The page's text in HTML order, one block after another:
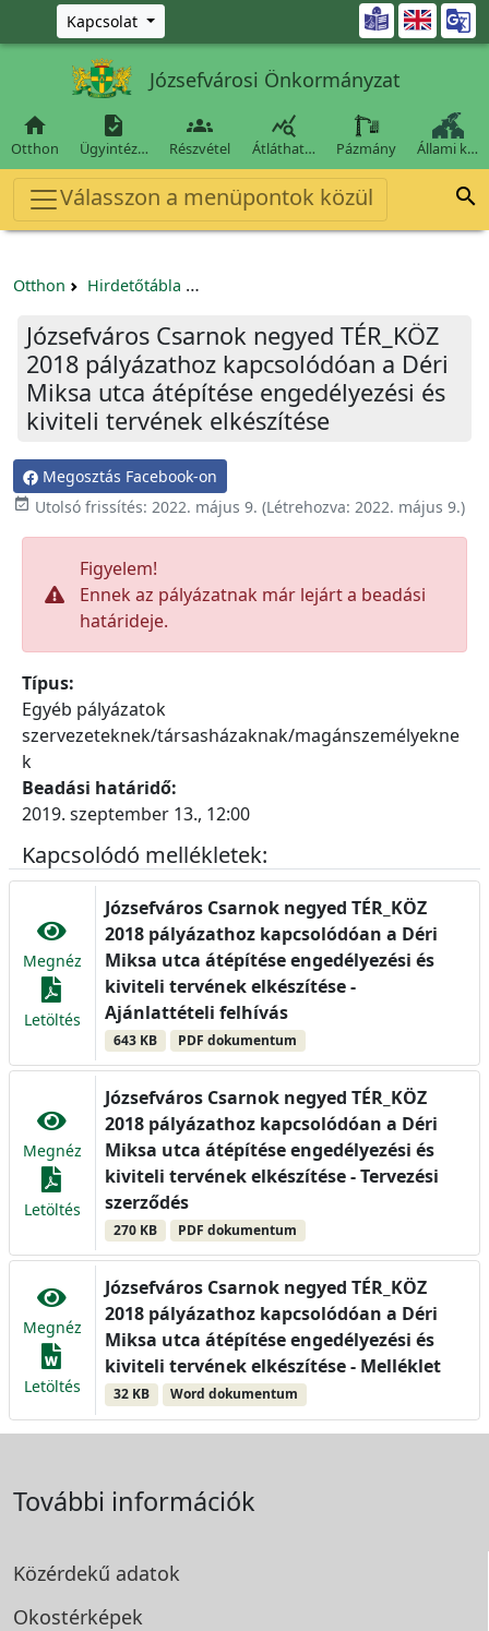
Ugrás a fő tartalomra
Kapcsolat 
Józsefvárosi Önkormányzat

Otthon

Ügyintéz…

Részvétel

Átláthat… Pázmány Állami k…
Válasszon a menüpontok közül 
Otthon Hirdetőtábla
Józsefváros Csarnok negyed TÉR_KÖZ
2018 pályázathoz kapcsolódóan a Déri
Miksa utca átépítése engedélyezési és
kiviteli tervének elkészítése
Megosztás Facebook-on
 Utolsó frissítés: 2022. május 9. (Létrehozva: 2022. május 9.)
Figyelem!
Ennek az pályázatnak már lejárt a beadási
határideje.
Típus:
Egyéb pályázatok
szervezeteknek/társasházaknak/magánszemélyekne
k
Beadási határidő:
2019. szeptember 13., 12:00
Kapcsolódó mellékletek:
Megnéz
Letöltés
Józsefváros Csarnok negyed TÉR_KÖZ
2018 pályázathoz kapcsolódóan a Déri
Miksa utca átépítése engedélyezési és
kiviteli tervének elkészítése -
Ajánlattételi felhívás
643 KB PDF dokumentum
Megnéz
Letöltés
Józsefváros Csarnok negyed TÉR_KÖZ
2018 pályázathoz kapcsolódóan a Déri
Miksa utca átépítése engedélyezési és
kiviteli tervének elkészítése - Tervezési
szerződés
270 KB PDF dokumentum
Megnéz
Letöltés
Józsefváros Csarnok negyed TÉR_KÖZ
2018 pályázathoz kapcsolódóan a Déri
Miksa utca átépítése engedélyezési és
kiviteli tervének elkészítése - Melléklet
32 KB Word dokumentum
További információk
Közérdekű adatok
Okostérképek